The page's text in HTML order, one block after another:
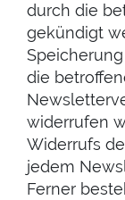
durch die
gekündigt
die
widerrufen
Widerrufs
jedem
Ferner